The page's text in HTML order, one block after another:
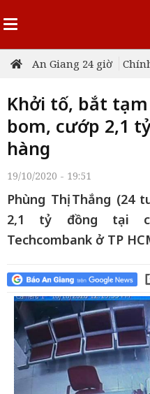
An Giang 24 giờ
Khởi tố, bắt tạm
bom, cướp 2,1
hàng
19/10/2020 - 19:51
Phùng Thị Thắng (24
2,1 tỷ đồng tại
Techcombank ở TP